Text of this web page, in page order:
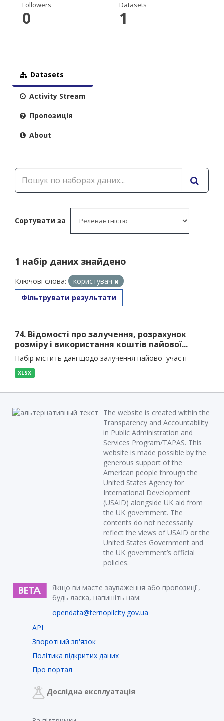
Followers
0
Datasets
1
Datasets
Activity Stream
Пропозиція
About
Сортувати за
1 набір даних знайдено
Ключові слова:
користувач
Фільтрувати результати
74. Відомості про залучення, розрахунок
розміру і використання коштів пайової...
Набір містить дані щодо залучення пайової участі
XLSX
The website is created within the
Transparency and Accountability
in Public Administration and
Services Program/TAPAS. This
website is made possible by the
generous support of the
American people through the
United States Agency for
International Development
(USAID) alongside UK aid from
the UK government. The
contents do not necessarily
reflect the views of USAID or the
United States Government and
the UK government’s official
policies.
Якщо ви маєте зауваження або пропозиції,
будь ласка, напишіть нам:
opendata@ternopilcity.gov.ua
API
Зворотний зв'язок
Політика відкритих даних
Про портал
Дослідна експлуатація